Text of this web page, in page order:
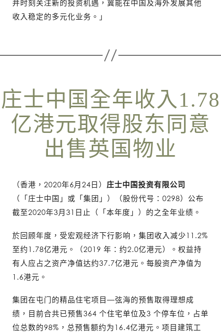
并时刻关注新的投资机遇，冀能在中国及海外发展其他
收入稳定的多元化业务。」
庄士中国全年收入1.78
亿港元取得股东同意
出售英国物业
（香港，2020年6月24日） 庄士中国投资有限公司
（「庄士中国」或「集团」）（股份代号：0298）公布
截至2020年3月31日止（「本年度」）的之全年业绩。
於回顾年度，受宏观经济下行影响，集团收入减少11.2%
至约1.78亿港元。（2019 年：约2.0亿港元）。权益持
有人应占之资产净值达约37.7亿港元。每股资产净值为
1.6港元。
集团在屯门的精品住宅项目—弦海的预售取得理想成
绩，目前合共已预售364 个住宅单位及3 个停车位，占单
位总数的98%，总预售额约为16.4亿港元。项目建筑工